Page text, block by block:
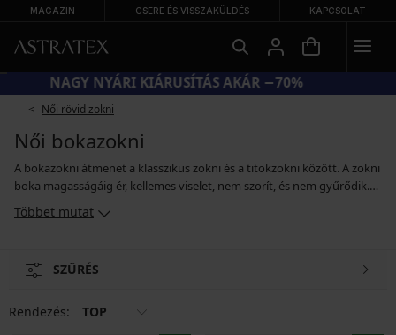
MAGAZIN CSERE ÉS VISSZAKÜLDÉS KAPCSOLAT
NAGY NYÁRI KIÁRUSÍTÁS AKÁR −70%
Női rövid zokni
Női bokazokni
A bokazokni átmenet a klasszikus zokni és a titokzokni között. A zokni
boka magasságáig ér, kellemes viselet, nem szorít, és nem gyűrődik.
Kényelmes pamut vagy bambusz szálas anyagból készül, de akár a
nedvszívó funkcionális anyagokból vagy áttetsző szilonból is. Már rég
mintás vagy motívumos zoknikból.
Többet mutat
SZŰRÉS
Rendezés: TOP